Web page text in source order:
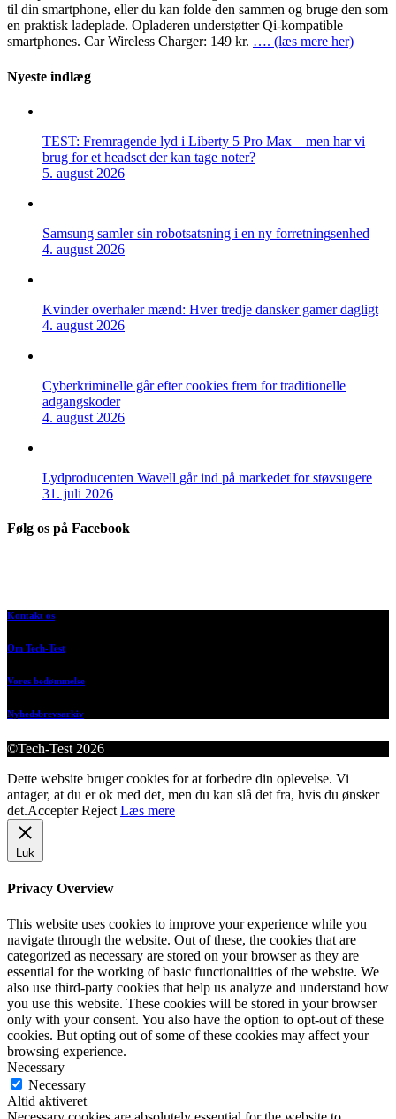
til din smartphone, eller du kan folde den sammen og bruge den som
en praktisk ladeplade. Opladeren understøtter Qi-kompatible
smartphones. Car Wireless Charger: 149 kr. …. (læs mere her)
Nyeste indlæg
TEST: Fremragende lyd i Liberty 5 Pro Max – men har vi
brug for et headset der kan tage noter?
5. august 2026
Samsung samler sin robotsatsning i en ny forretningsenhed
4. august 2026
Kvinder overhaler mænd: Hver tredje dansker gamer dagligt
4. august 2026
Cyberkriminelle går efter cookies frem for traditionelle
adgangskoder
4. august 2026
Lydproducenten Wavell går ind på markedet for støvsugere
31. juli 2026
Følg os på Facebook
Kontakt os
Om Tech-Test
Vores bedømmelse
Nyhedsbrevsarkiv
©Tech-Test 2026
Dette website bruger cookies for at forbedre din oplevelse. Vi
antager, at du er ok med det, men du kan slå det fra, hvis du ønsker
det.Accepter Reject Læs mere
Luk
Privacy Overview
This website uses cookies to improve your experience while you
navigate through the website. Out of these, the cookies that are
categorized as necessary are stored on your browser as they are
essential for the working of basic functionalities of the website. We
also use third-party cookies that help us analyze and understand how
you use this website. These cookies will be stored in your browser
only with your consent. You also have the option to opt-out of these
cookies. But opting out of some of these cookies may affect your
browsing experience.
Necessary
Necessary
Altid aktiveret